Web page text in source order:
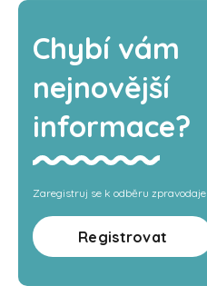
Chybí vám
nejnovější
informace?
Zaregistruj se k odběru zpravodaje
Registrovat